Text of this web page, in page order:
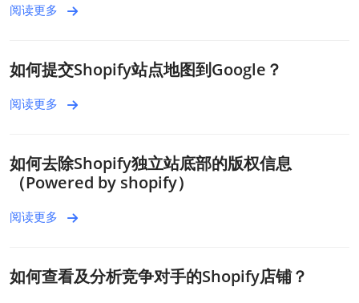
阅读更多
如何提交Shopify站点地图到Google？
阅读更多
如何去除Shopify独立站底部的版权信息
（Powered by shopify）
阅读更多
如何查看及分析竞争对手的Shopify店铺？